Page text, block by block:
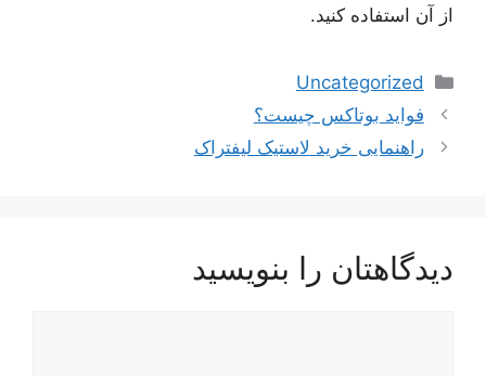
از آن استفاده کنید.
دسته‌ها
Uncategorized
ناوبری
نوشته‌ها
فواید بوتاکس چیست؟
راهنمایی خرید لاستیک لیفتراک
دیدگاهتان را بنویسید